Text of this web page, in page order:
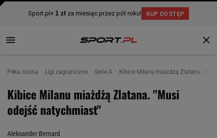
Piłka nożna Ligi zagraniczne Serie A Kibice Milanu miażdżą Zlatana.
Kibice Milanu miażdżą Zlatana. "Musi
odejść natychmiast"
Aleksander Bernard